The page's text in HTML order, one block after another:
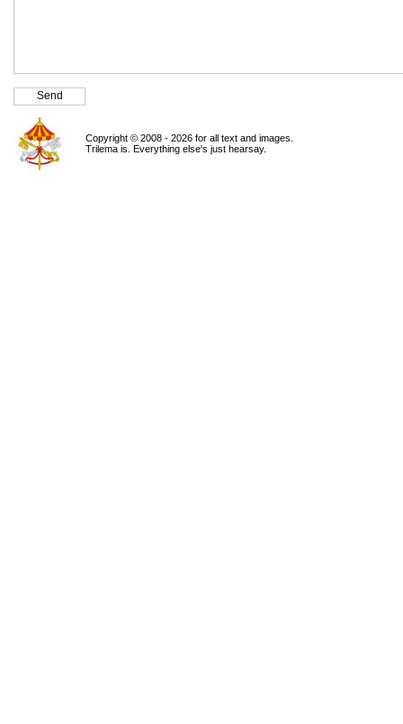
Copyright © 2008 - 2026 for all text and images.
Trilema is. Everything else's just hearsay.